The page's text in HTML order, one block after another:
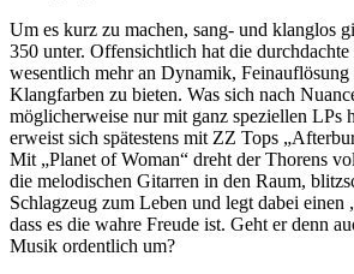
Um es kurz zu machen, sang- und klanglos
350 unter. Offensichtlich hat die
wesentlich mehr an Dynamik,
Klangfarben zu bieten. Was sich nach
möglicherweise nur mit ganz speziellen LPs
erweist sich spätestens mit ZZ Tops
Mit „Planet of Woman“ dreht der Thorens
die melodischen Gitarren in den Raum,
Schlagzeug zum Leben und legt dabei einen
dass es die wahre Freude ist. Geht er denn
Musik ordentlich um?